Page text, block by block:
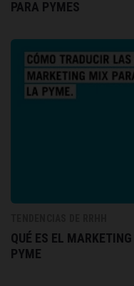
PARA PYMES
QUÉ ES EL
PYME